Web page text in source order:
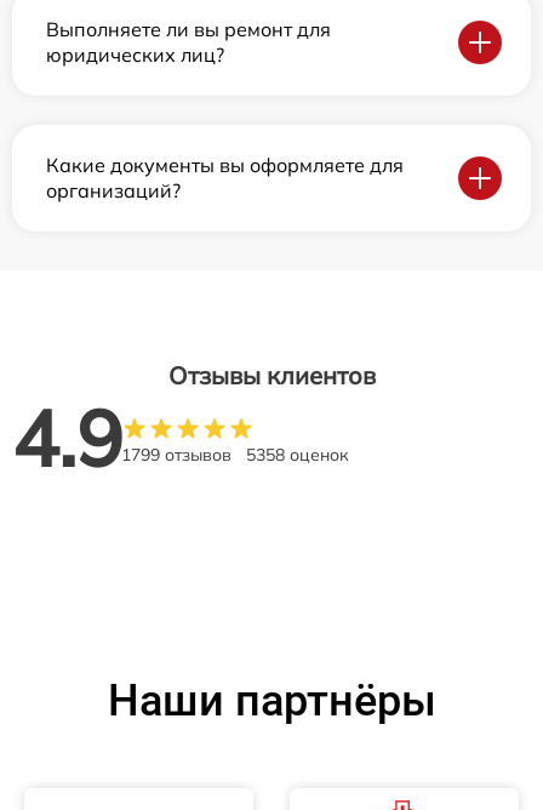
Выполняете ли вы ремонт для
юридических лиц?
Какие документы вы оформляете для
организаций?
Отзывы клиентов
4.91799 отзывов 5358 оценок
Наши партнёры